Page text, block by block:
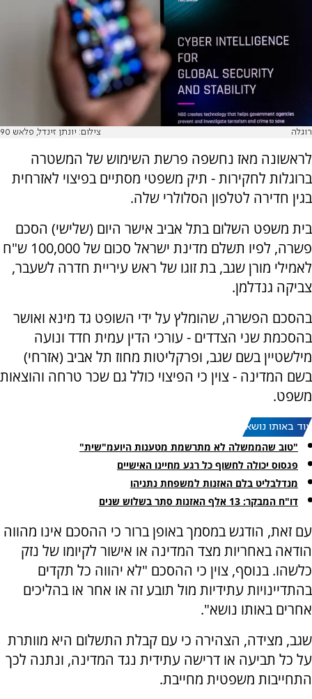
רוגלה צילום: יונתן זינדל, פלאש 90
לראשונה מאז נחשפה פרשת השימוש של המשטרה
ברוגלות לחקירות - תיק משפטי מסתיים בפיצוי לאזרחית
בגין חדירה לטלפון הסלולרי שלה.
בית משפט השלום בתל אביב אישר היום (שלישי) הסכם
פשרה, לפיו תשלם מדינת ישראל סכום של 100,000 ש"ח
לאמילי מורן שגב, בת זוגו של ראש עיריית חדרה לשעבר,
צביקה גנדלמן.
בהסכם הפשרה, שהומלץ על ידי השופט גד מינא ואושר
בהסכמת שני הצדדים - עורכי הדין עמית חדד ונועה
מילשטיין בשם שגב, ופרקליטות מחוז תל אביב (אזרחי)
בשם המדינה - צוין כי הפיצוי כולל גם שכר טרחה והוצאות
משפט.
עוד באותו נושא:
"טוב שהממשלה לא מתרשמת מטענות היועמ"שית"
פגסוס יכולה לחשוף כל רגע מחיינו האישיים
מנדלבליט בלם האזנות למשפחת נתניהו
דו"ח המבקר: 13 אלף האזנות סתר בשלוש שנים
עם זאת, הודגש במסמך באופן ברור כי ההסכם אינו מהווה
הודאה באחריות מצד המדינה או אישור לקיומו של נזק
כלשהו. בנוסף, צוין כי ההסכם "לא יהווה כל תקדים
בהתדיינויות עתידיות מול תובע זה או אחר או בהליכים
אחרים באותו נושא".
שגב, מצידה, הצהירה כי עם קבלת התשלום היא מוותרת
על כל תביעה או דרישה עתידית נגד המדינה, ונתנה לכך
התחייבות משפטית מחייבת.